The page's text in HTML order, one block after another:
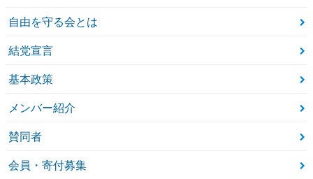
自由を守る会とは
結党宣言
基本政策
メンバー紹介
賛同者
会員・寄付募集